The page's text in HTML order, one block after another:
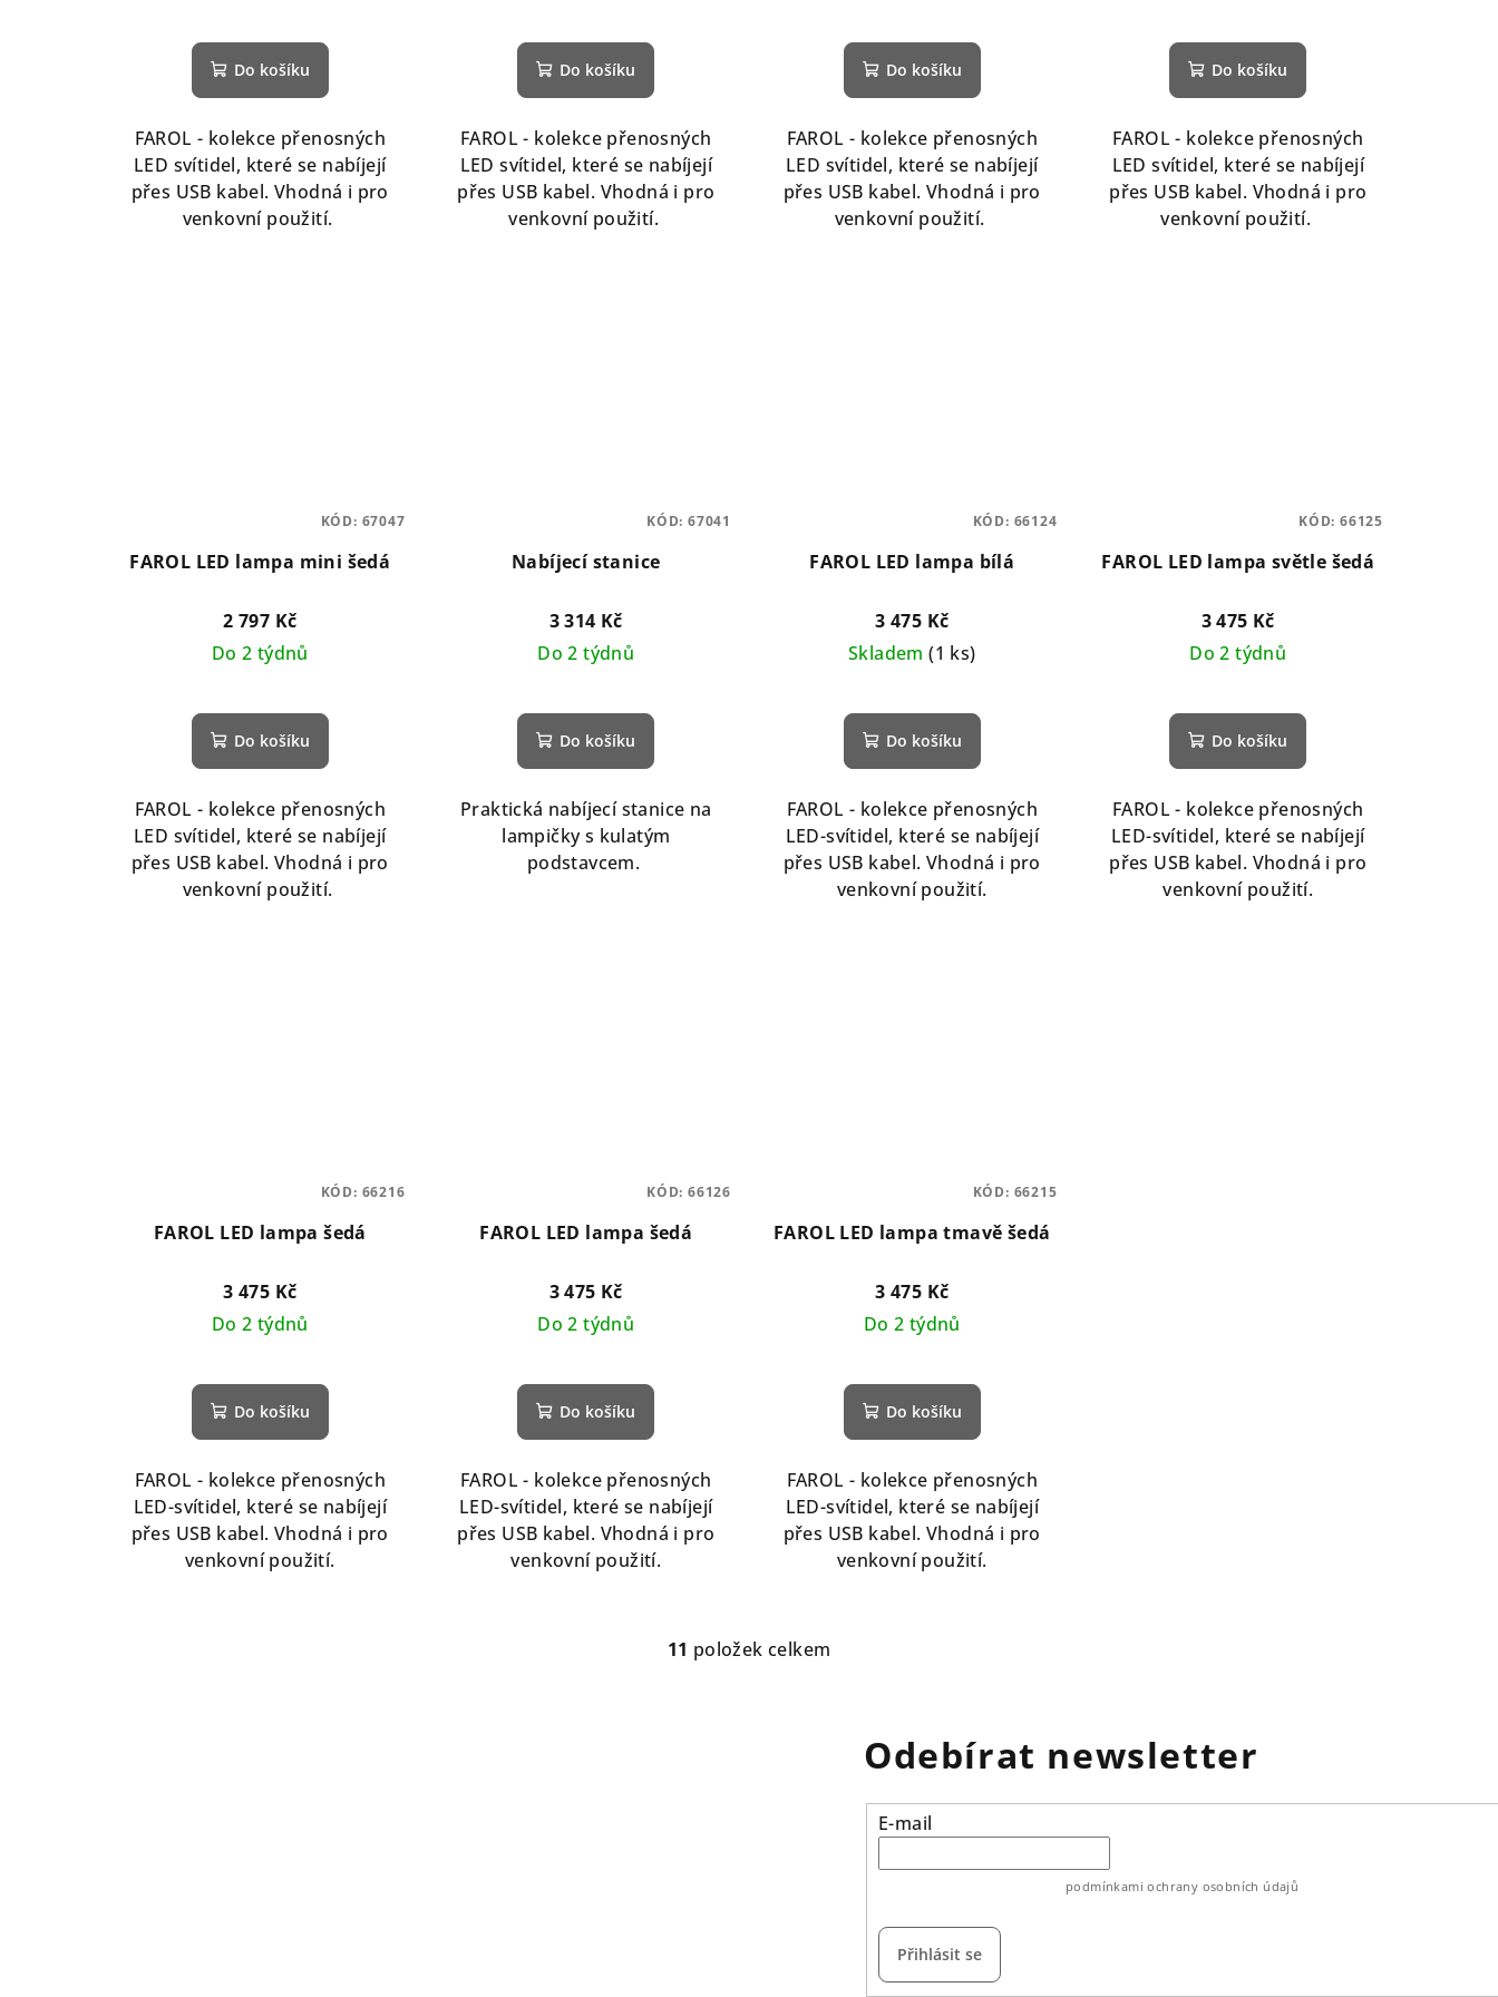
ů
Do košíku
FAROL - kolekce přenosných
LED svítidel, které se nabíjejí
přes USB kabel. Vhodná i pro
venkovní použití.
Do košíku
FAROL - kolekce přenosných
LED svítidel, které se nabíjejí
přes USB kabel. Vhodná i pro
venkovní použití.
Do košíku
FAROL - kolekce přenosných
LED svítidel, které se nabíjejí
přes USB kabel. Vhodná i pro
venkovní použití.
Do košíku
FAROL - kolekce přenosných
LED svítidel, které se nabíjejí
přes USB kabel. Vhodná i pro
venkovní použití.
FAROL LED lampa mini šedá
2 797 Kč
Do 2 týdnů
Do košíku
FAROL - kolekce přenosných
LED svítidel, které se nabíjejí
přes USB kabel. Vhodná i pro
venkovní použití.
KÓD: 67047
Nabíjecí stanice
3 314 Kč
Do 2 týdnů
Do košíku
Praktická nabíjecí stanice na
lampičky s kulatým
podstavcem.
KÓD: 67041
FAROL LED lampa bílá
3 475 Kč
Skladem(1 ks)
Do košíku
FAROL - kolekce přenosných
LED-svítidel, které se nabíjejí
přes USB kabel. Vhodná i pro
venkovní použití.
KÓD: 66124
FAROL LED lampa světle šedá
3 475 Kč
Do 2 týdnů
hodnocení
produktu
je
5,0
z
5
hvězdiček.
Do košíku
FAROL - kolekce přenosných
LED-svítidel, které se nabíjejí
přes USB kabel. Vhodná i pro
venkovní použití.
KÓD: 66125
FAROL LED lampa šedá
3 475 Kč
Do 2 týdnů
Do košíku
FAROL - kolekce přenosných
LED-svítidel, které se nabíjejí
přes USB kabel. Vhodná i pro
venkovní použití.
KÓD: 66216
FAROL LED lampa šedá
3 475 Kč
Do 2 týdnů
Do košíku
FAROL - kolekce přenosných
LED-svítidel, které se nabíjejí
přes USB kabel. Vhodná i pro
venkovní použití.
KÓD: 66126
FAROL LED lampa tmavě šedá
3 475 Kč
Do 2 týdnů
Do košíku
FAROL - kolekce přenosných
LED-svítidel, které se nabíjejí
přes USB kabel. Vhodná i pro
venkovní použití.
KÓD: 66215
O
11 položek celkem
Odebírat newsletter
E-mail
podmínkami ochrany osobních údajů
Přihlásit se